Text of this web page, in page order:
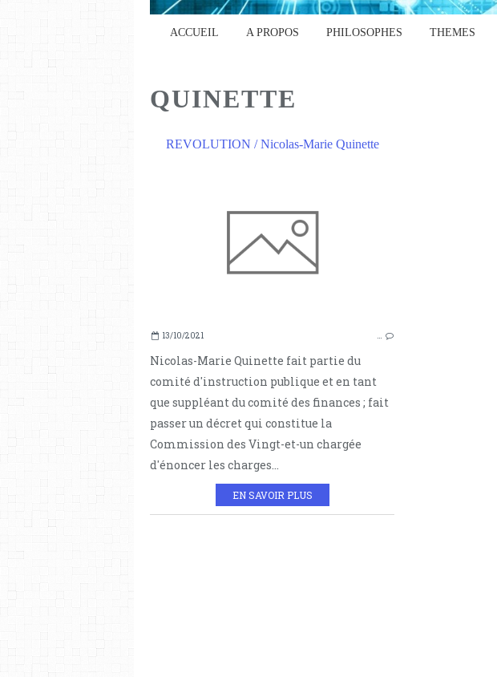
ACCUEIL A PROPOS PHILOSOPHES THEMES
QUINETTE
REVOLUTION / Nicolas-Marie Quinette
13/10/2021 …
Nicolas-Marie Quinette fait partie du
comité d'instruction publique et en tant
que suppléant du comité des finances ; fait
passer un décret qui constitue la
Commission des Vingt-et-un chargée
d'énoncer les charges...
EN SAVOIR PLUS